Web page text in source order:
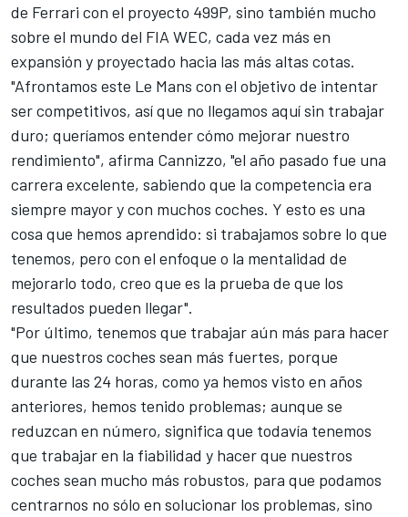
de Ferrari con el proyecto 499P, sino también mucho
sobre el mundo del FIA WEC, cada vez más en
expansión y proyectado hacia las más altas cotas.
"Afrontamos este Le Mans con el objetivo de intentar
ser competitivos, así que no llegamos aquí sin trabajar
duro; queríamos entender cómo mejorar nuestro
rendimiento", afirma Cannizzo, "el año pasado fue una
carrera excelente, sabiendo que la competencia era
siempre mayor y con muchos coches. Y esto es una
cosa que hemos aprendido: si trabajamos sobre lo que
tenemos, pero con el enfoque o la mentalidad de
mejorarlo todo, creo que es la prueba de que los
resultados pueden llegar".
"Por último, tenemos que trabajar aún más para hacer
que nuestros coches sean más fuertes, porque
durante las 24 horas, como ya hemos visto en años
anteriores, hemos tenido problemas; aunque se
reduzcan en número, significa que todavía tenemos
que trabajar en la fiabilidad y hacer que nuestros
coches sean mucho más robustos, para que podamos
centrarnos no sólo en solucionar los problemas, sino